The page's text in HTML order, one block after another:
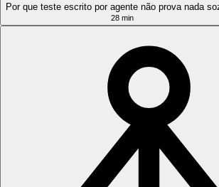
Por que teste escrito por agente não prova nada
28 min